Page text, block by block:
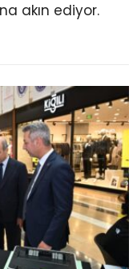
akın ediyor.